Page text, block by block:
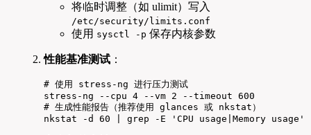
将临时调整（如 ulimit）写入
/etc/security/limits.conf
使用 sysctl -p 保存内核参数
性能基准测试 ：
# 使用 stress-ng 进行压力测试
stress-ng --cpu 4 --vm 2 --timeout 600
# 生成性能报告（推荐使用 glances 或 nkstat）
nkstat -d 60 | grep -E 'CPU usage|Memory usage'